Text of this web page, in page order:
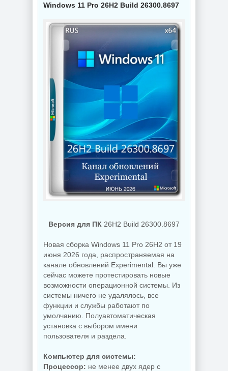
для
компьютерной
мышки (Cursors
concept scheme)
Создание
коллажей Shotcut
26.8.1 + Portable
NEW
NEW
Украшение фото
ON1 Effects
NEW
Бэкап системы
Hasleo Backup
Suite 5.9.2.1
NEW
изображений ON1
Resize AI 2026.5
20.5.0.19010
NEW
Windows 11 Pro 26H2 Build 26300.8697
Версия для ПК 26H2 Build 26300.8697
Новая сборка Windows 11 Pro 26H2 от 19
июня 2026 года, распространяемая на
канале обновлений Experimental. Вы уже
сейчас можете протестировать новые
возможности операционной системы. Из
системы ничего не удалялось, все
функции и службы работают по
умолчанию. Полуавтоматическая
установка с выбором имени
пользователя и раздела.
Компьютер для системы:
Процессор: не менее двух ядер с